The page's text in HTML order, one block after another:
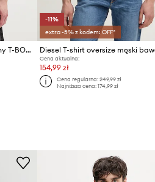
Diesel t-shirt męski bawełniany T-BOXT-V3
-11%
extra -5% z kodem: OFF*
Cena aktualna:
154,99 zł
Cena regularna: 249,99 zł
Najniższa cena: 174,99 zł